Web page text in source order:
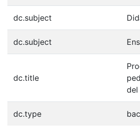
dc.subject
dc.subject
dc.title
del
dc.type